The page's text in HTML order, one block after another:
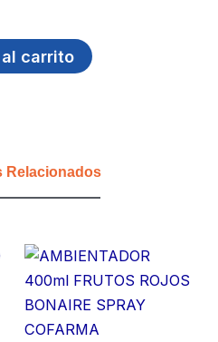
carrito
Relacionados